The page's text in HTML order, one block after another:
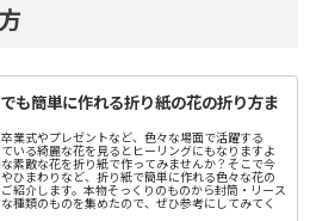
も簡単に作れる折り紙の花の折り方ま
業式やプレゼントなど、色々な場面で活躍する
いる綺麗な花を見るとヒーリングにもなりますよ
素敵な花を折り紙で作ってみませんか？そこで今
ひまわりなど、折り紙で簡単に作れる色々な花の
紹介します。本物そっくりのものから封筒・リース
種類のものを集めたので、ぜひ参考にしてみてく